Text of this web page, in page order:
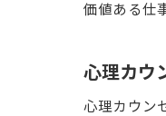
価値ある仕
心理カウ
心理カウン